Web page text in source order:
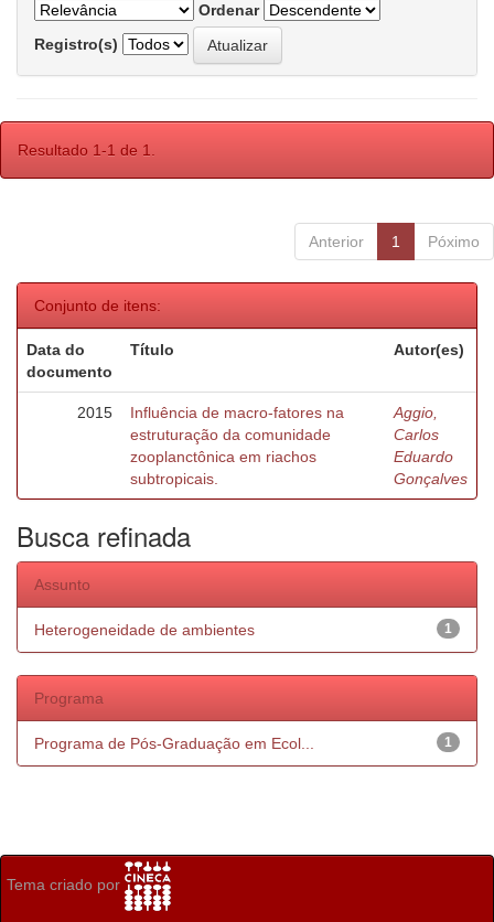
Ordenar
Registro(s)
Resultado 1-1 de 1.
Anterior 1 Póximo
Conjunto de itens:
Data do
documento
Título Autor(es)
2015
Influência de macro-fatores na
estruturação da comunidade
zooplanctônica em riachos
subtropicais.
Aggio,
Carlos
Eduardo
Gonçalves
Busca refinada
Assunto
1
Heterogeneidade de ambientes
Programa
1
Programa de Pós-Graduação em Ecol...
Tema criado por